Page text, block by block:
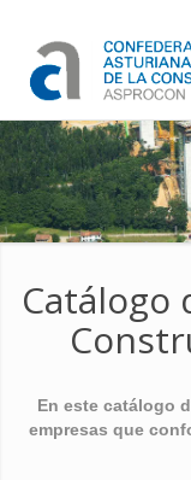
Catálogo
En este catálogo
empresas que